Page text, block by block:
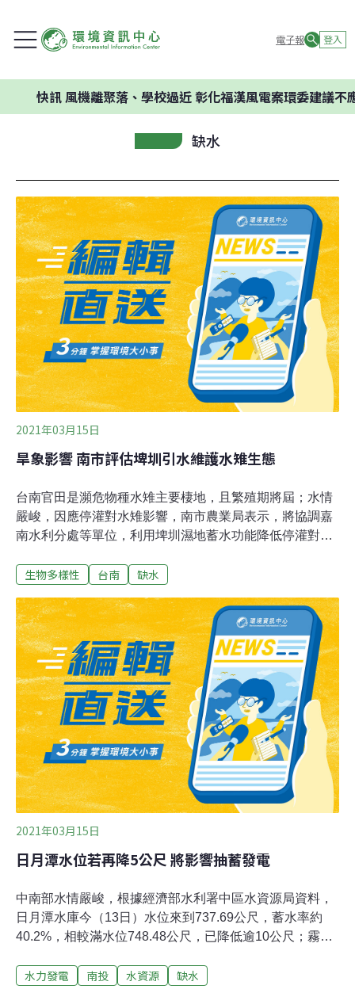
電子報 登入
風機離聚落、學校過近 彰化福漢風電案環委建議不應開發
缺水
2021年03月15日
旱象影響 南市評估埤圳引水維護水雉生態
台南官田是瀕危物種水雉主要棲地，且繁殖期將屆；水情
嚴峻，因應停灌對水雉影響，南市農業局表示，將協調嘉
南水利分處等單位，利用埤圳濕地蓄水功能降低停灌對水
缺水嚴重，水雉大多集中在極少數還有水源的農地附近棲
水雉，但也已經飽和，如果園區棲地無法維持，對水雉生
態更是雪上加霜。李文珍表示，園區原本依賴嘉南大圳灌
溉用水，停灌後除了縮減用水，只能抽井水應急，原本有
11個大小不等水池營造棲地，現在僅集中維持其中較大的
5個池，因水雉繁殖期即將到來，園區預計4月中旬開始種
菱角，供水雉築巢，至少要維持一定水位高度。農業局森
林及自然保育科人員表示，將和埤塘管理單位合作，評估
葫蘆埤鄰近圳道引水可行性，營造水雉繁殖棲地，讓缺水
影響降至最低。
生物多樣性 台南 缺水
2021年03月15日
日月潭水位若再降5公尺 將影響抽蓄發電
中南部水情嚴峻，根據經濟部水利署中區水資源局資料，
日月潭水庫今（13日）水位來到737.69公尺，蓄水率約
40.2%，相較滿水位748.48公尺，已降低逾10公尺；霧社
電力公司管理，主要功能包含水力發電。日月潭13日水位
水力發電 南投 水資源 缺水